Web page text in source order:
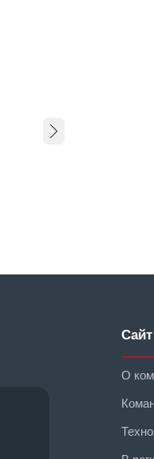
Сайт
О